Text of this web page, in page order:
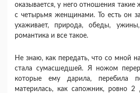
оказывается, у него отношения
с четырьмя женщинами. То есть он
ухаживает, природа, обеды,
романтика и все такое.
Не знаю, как передать, что со мной
стала сумасшедшей. Я ножом
которые ему дарила, перебила
материлась, как сапожник, ровно